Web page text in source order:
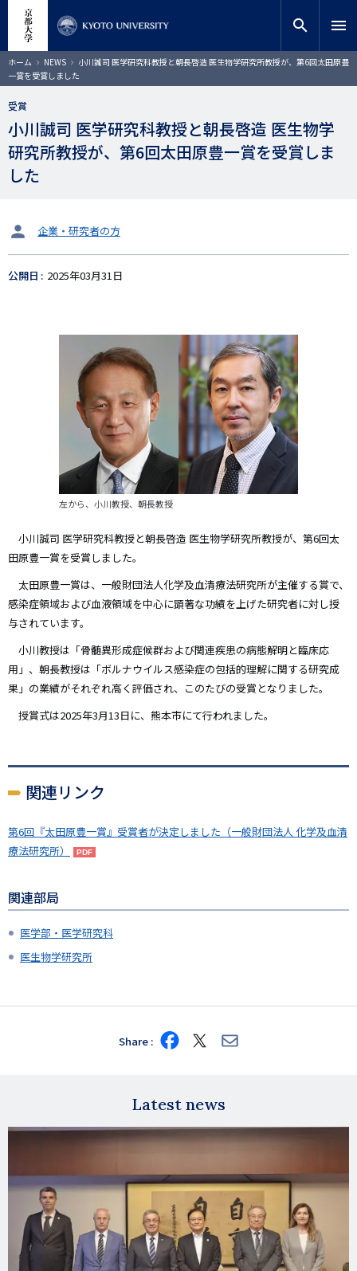
コ
テ
ン
に
移
サイト内検索
検索
search menu
ホーム NEWS
小川誠司 医学研究科教授と朝長啓造 医生物学研究所教授が、第6回太田原豊
一賞を受賞しました
受賞
小川誠司 医学研究科教授と朝長啓造 医生物学
研究所教授が、第6回太田原豊一賞を受賞しま
した
タ
ッ
企業・研究者の方
公開日 2025年03月31日
左から、小川教授、朝長教授
小川誠司 医学研究科教授と朝長啓造 医生物学研究所教授が、第6回太
田原豊一賞を受賞しました。
太田原豊一賞は、一般財団法人化学及血清療法研究所が主催する賞で、
感染症領域および血液領域を中心に顕著な功績を上げた研究者に対し授
与されています。
小川教授は「骨髄異形成症候群および関連疾患の病態解明と臨床応
用」、朝長教授は「ボルナウイルス感染症の包括的理解に関する研究成
果」の業績がそれぞれ高く評価され、このたびの受賞となりました。
授賞式は2025年3月13日に、熊本市にて行われました。
関連リンク
第6回『太田原豊一賞』受賞者が決定しました（一般財団法人 化学及血清
療法研究所）
関連部局
医学部・医学研究科
医生物学研究所
Share Share
on
Share
on
Share
via
Latest news